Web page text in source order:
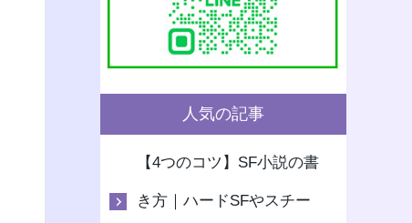
人気の記事
【4つのコツ】SF小説の書
き方｜ハードSFやスチー